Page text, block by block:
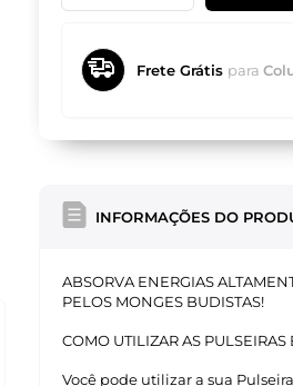
Frete Grátis para
INFORMAÇÕES DO
ABSORVA ENERGIAS
PELOS MONGES BUDISTAS!
COMO UTILIZAR AS PULSEIRAS
Você pode utilizar a sua